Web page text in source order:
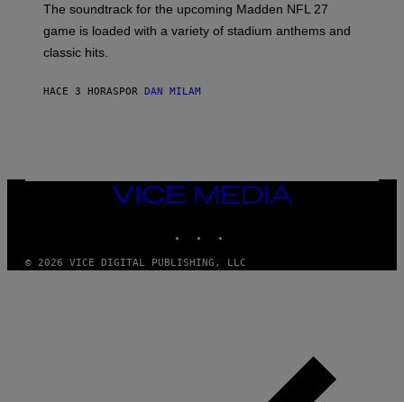
L
H
A
G
The soundtrack for the upcoming Madden NFL 27
game is loaded with a variety of stadium anthems and
classic hits.
HACE 3 HORASPOR DAN MILAM
VICE
© 2026 VICE DIGITAL PUBLISHING, LLC